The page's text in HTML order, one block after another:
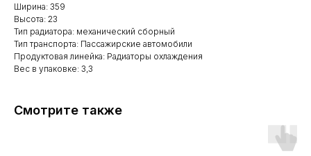
Ширина: 359
Высота: 23
Тип радиатора: механический сборный
Тип транспорта: Пассажирские автомобили
Продуктовая линейка: Радиаторы охлаждения
Вес в упаковке: 3,3
Смотрите также